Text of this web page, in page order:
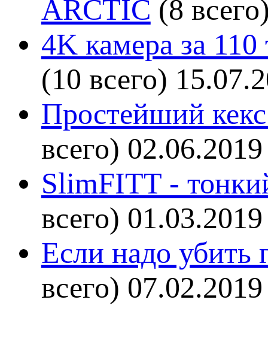
ARCTIC (8
4K камера за
(10 всего)
Простейший кекс
всего) 02.06.2019
SlimFITT -
всего) 01.03.2019
Если надо убить
всего) 07.02.2019